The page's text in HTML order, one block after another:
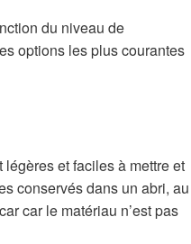
du niveau de
options les plus courantes
et faciles à mettre et
conservés dans un abri, au
car le matériau n’est pas